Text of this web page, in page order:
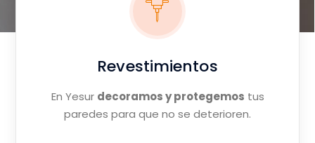
Revestimientos
En Yesur decoramos y protegemos tus
paredes para que no se deterioren.